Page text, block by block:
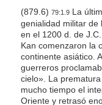
(879.6) 79:1.9La
genialidad militar de
en el 1200 d. de
Kan comenzaron la
continente asiático.
guerreros
cielo». La
mucho tiempo el
Oriente y retrasó